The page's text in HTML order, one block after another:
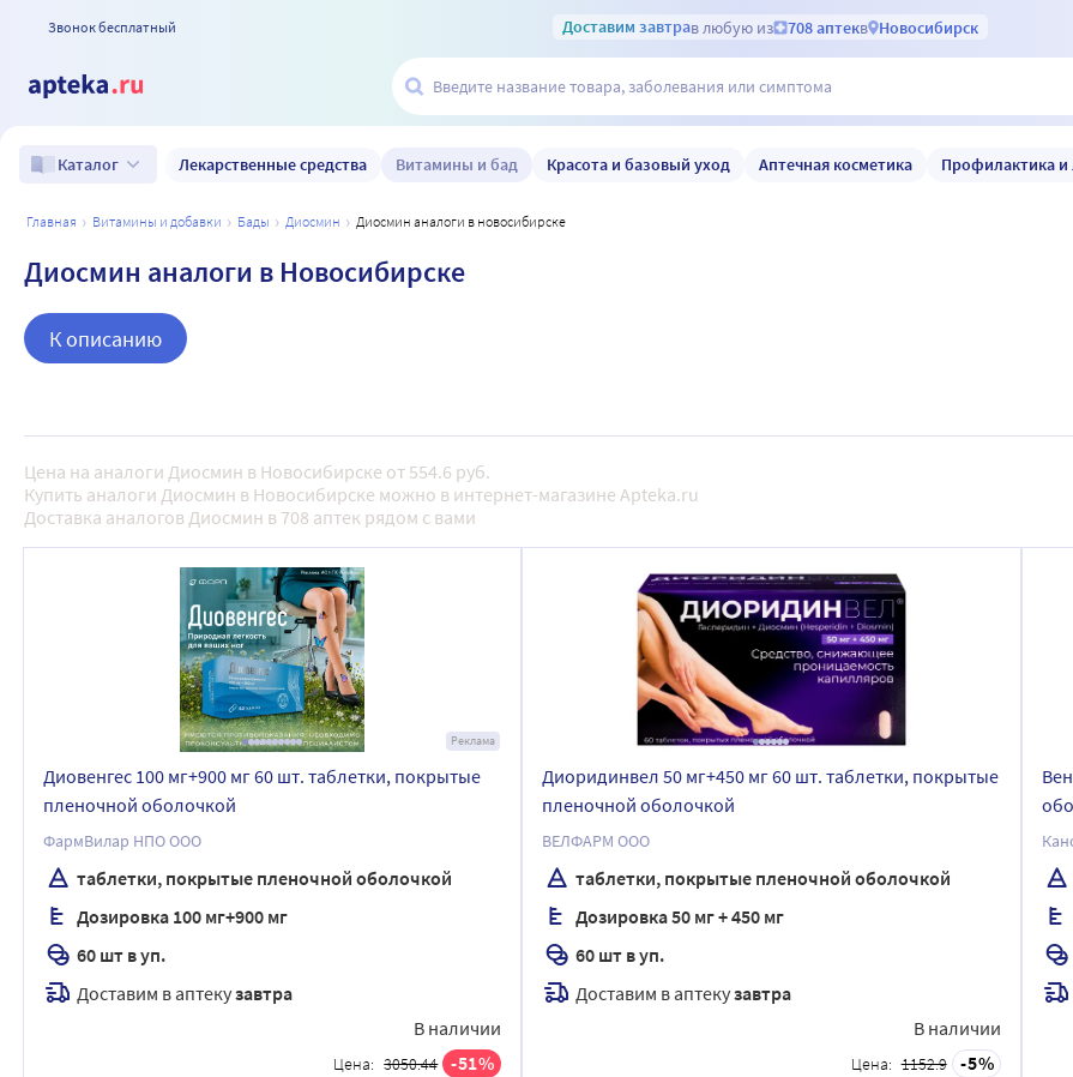
Звонок бесплатный Доставим завтрав любую из 708 аптекв Новосибирск
Каталог Лекарственные средства Витамины и бад Красота и базовый уход Аптечная косметика Профилактика и
главная витамины и добавки бады диосмин диосмин аналоги в новосибирске
Диосмин аналоги в Новосибирске
К описанию
Цена на аналоги Диосмин в Новосибирске от 554.6 руб.
Купить аналоги Диосмин в Новосибирске можно в интернет-магазине Apteka.ru
Доставка аналогов Диосмин в 708 аптек рядом с вами
Реклама
Диовенгес 100 мг+900 мг 60 шт. таблетки, покрытые
пленочной оболочкой
ФармВилар НПО ООО
таблетки, покрытые пленочной оболочкой
Дозировка 100 мг+900 мг
60 шт в уп.
Доставим в аптекузавтра
В наличии
Цена: 3050.44 51
Диоридинвел 50 мг+450 мг 60 шт. таблетки, покрытые
пленочной оболочкой
ВЕЛФАРМ ООО
таблетки, покрытые пленочной оболочкой
Дозировка 50 мг + 450 мг
60 шт в уп.
Доставим в аптекузавтра
В наличии
Цена: 1152.9 5